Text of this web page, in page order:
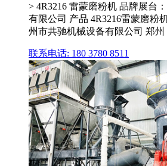
> 4R3216 雷蒙磨粉机 品牌展台
有限公司 产品 4R3216雷蒙磨粉
州市共驰机械设备有限公司 郑州
联系电话: 180 3780 8511